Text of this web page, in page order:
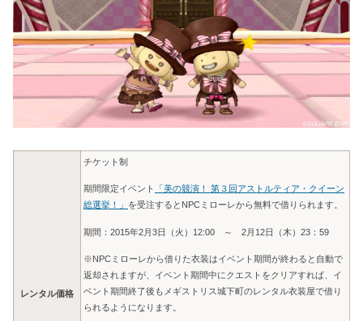
レンタル価格
チケット制
期間限定イベント
「美の競演！ 第３回アストルティア・クイーン
総選挙！」 を受注するとNPCミローレから無料で借りられます。
期間：2015年2月3日（火）12:00 ～ 2月12日（木）23：59
※NPCミローレから借りた衣装はイベント期間が終わると自動で
返却されますが、イベント期間中にクエストをクリアすれば、イ
ベント期間終了後もメギストリス城下町のレンタル衣装屋で借り
られるようになります。